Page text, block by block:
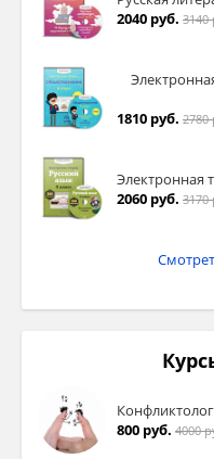
2040 руб. 3140
1810 руб. 2780
Электронная
2060 руб. 3170
800 руб. 4000